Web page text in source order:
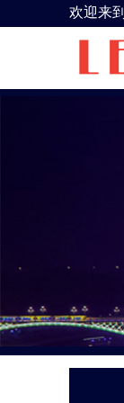
欢迎来双